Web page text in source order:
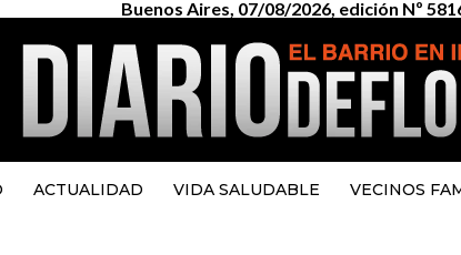
Buenos Aires, 07/08/2026, edición Nº
ACTUALIDAD VIDA SALUDABLE VECINOS